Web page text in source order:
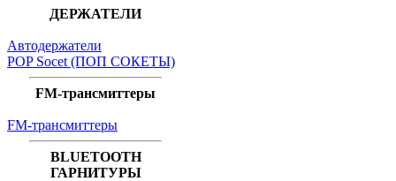
ДЕРЖАТЕЛИ
Автодержатели
POP Socet (ПОП СОКЕТЫ)
FM-трансмиттеры
FM-трансмиттеры
BLUETOOTH
ГАРНИТУРЫ